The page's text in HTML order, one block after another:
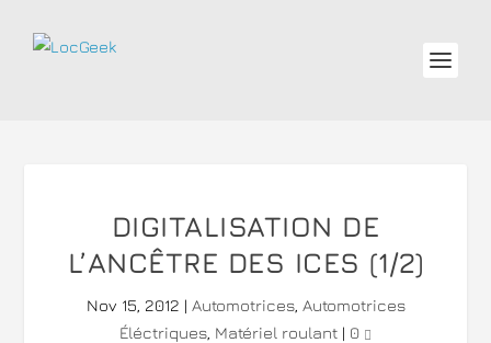
DIGITALISATION DE
L’ANCÊTRE DES ICES (1/2)
Nov 15, 2012 | Automotrices, Automotrices
Éléctriques, Matériel roulant | 0